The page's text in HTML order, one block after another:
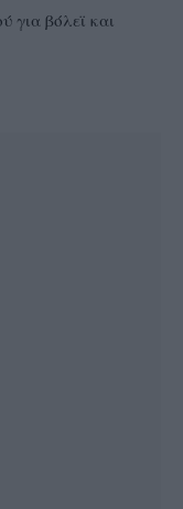
για βόλεϊ και